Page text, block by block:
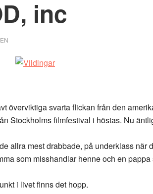
inc
överviktiga svarta flickan från den
Stockholms filmfestival i höstas. Nu
allra mest drabbade, på underklass när
som misshandlar henne och en
i livet finns det hopp.